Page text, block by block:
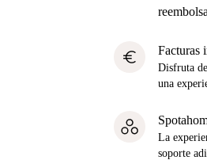
euro
Disfruta
una
La
soporte